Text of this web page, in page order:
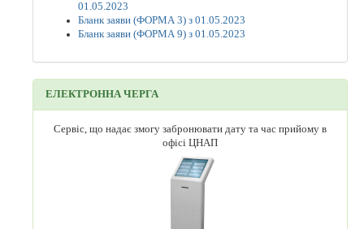
01.05.2023
Бланк заяви (ФОРМА 3) з 01.05.2023
Бланк заяви (ФОРМА 9) з 01.05.2023
ЕЛЕКТРОННА ЧЕРГА
Сервіс, що надає змогу забронювати дату та час прийому в
офісі ЦНАП